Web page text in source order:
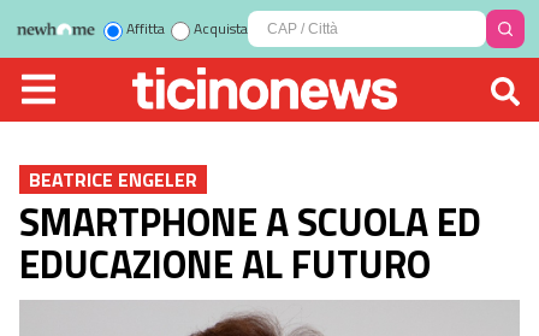
Affitta Acquista
BEATRICE ENGELER
SMARTPHONE A SCUOLA ED
EDUCAZIONE AL FUTURO